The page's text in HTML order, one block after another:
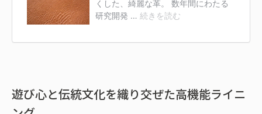
遊び心と伝統文化を織り交ぜた高機能ライニ